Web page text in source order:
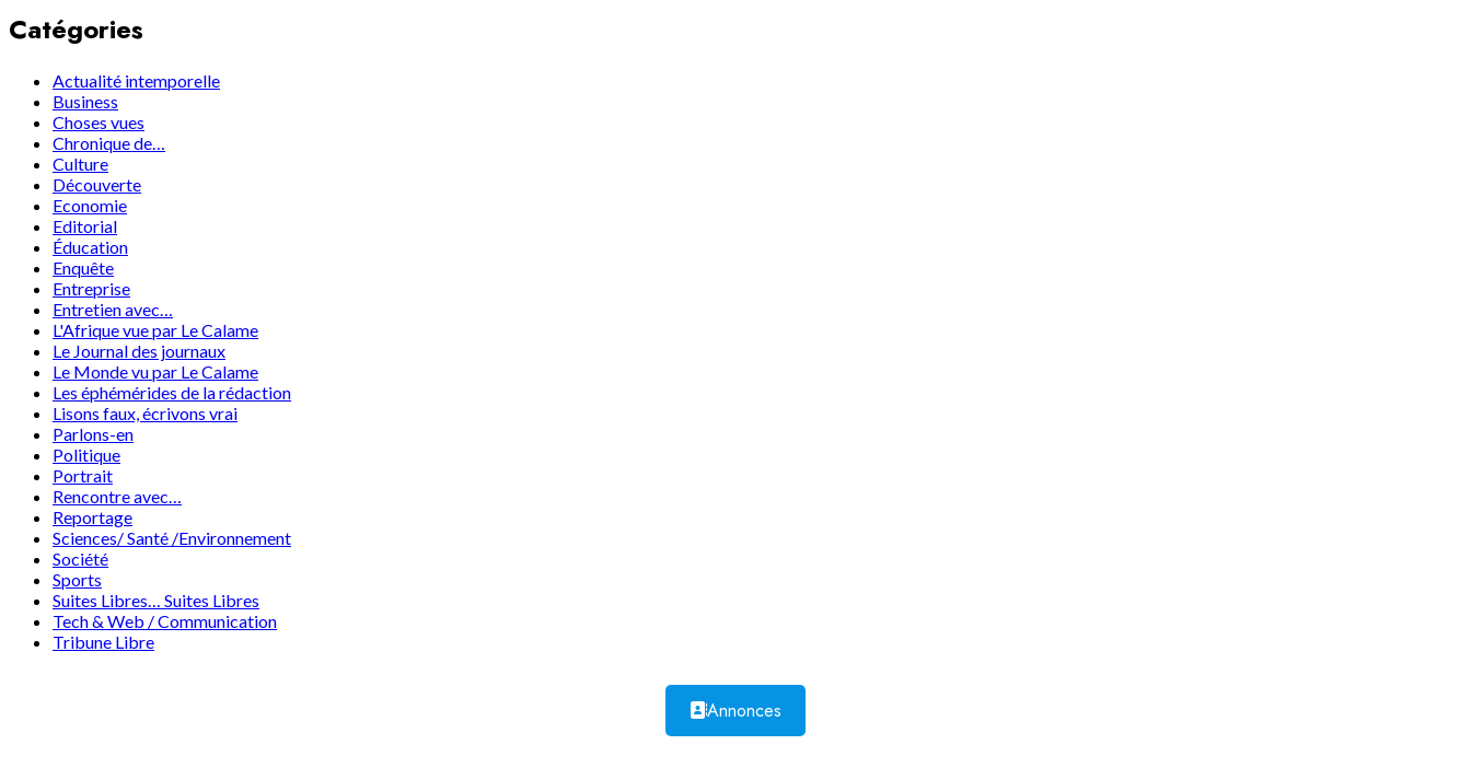
Catégories
Actualité intemporelle
Business
Choses vues
Chronique de…
Culture
Découverte
Economie
Editorial
Éducation
Enquête
Entreprise
Entretien avec…
L'Afrique vue par Le Calame
Le Journal des journaux
Le Monde vu par Le Calame
Les éphémérides de la rédaction
Lisons faux, écrivons vrai
Parlons-en
Politique
Portrait
Rencontre avec…
Reportage
Sciences/ Santé /Environnement
Société
Sports
Suites Libres… Suites Libres
Tech & Web / Communication
Tribune Libre
Annonces